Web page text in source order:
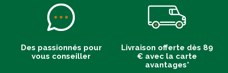
Des passionnés pour
vous conseiller
Livraison offerte dès 89
€ avec la carte
avantages*